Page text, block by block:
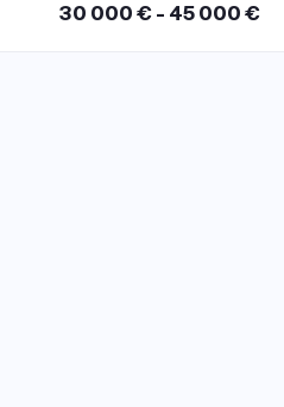
30 000 € - 45 000 €